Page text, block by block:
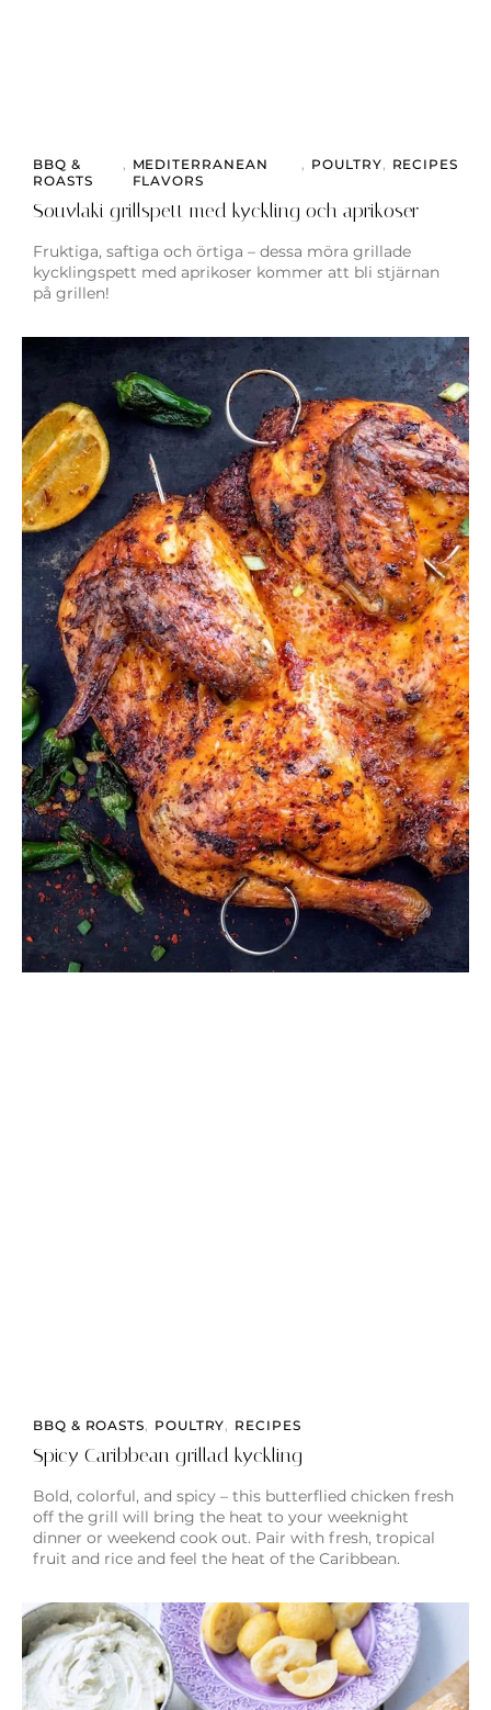
BBQ &
ROASTS
, MEDITERRANEAN
FLAVORS
, POULTRY, RECIPES
Souvlaki grillspett med kyckling och aprikoser
Fruktiga, saftiga och örtiga – dessa möra grillade
kycklingspett med aprikoser kommer att bli stjärnan
på grillen!
BBQ & ROASTS, POULTRY, RECIPES
Spicy Caribbean grillad kyckling
Bold, colorful, and spicy – this butterflied chicken fresh
off the grill will bring the heat to your weeknight
dinner or weekend cook out. Pair with fresh, tropical
fruit and rice and feel the heat of the Caribbean.